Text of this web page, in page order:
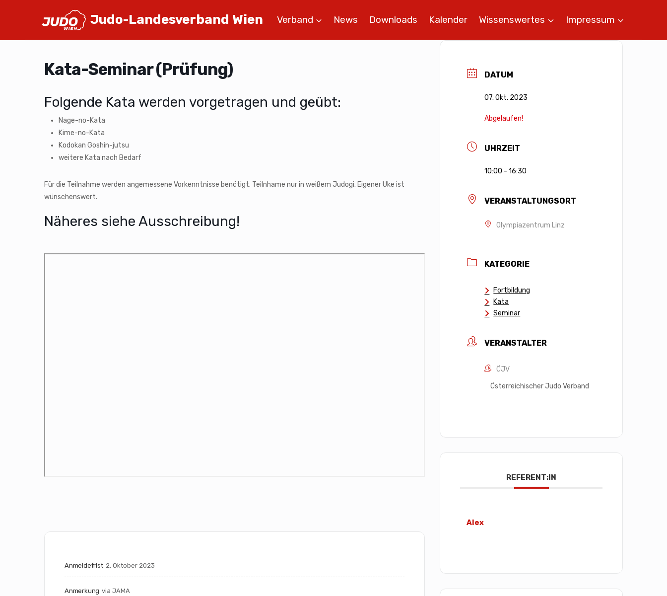
Judo-Landesverband Wien Verband News Downloads Kalender Wissenswertes Impressum
Kata-Seminar (Prüfung)
Folgende Kata werden vorgetragen und geübt:
Nage-no-Kata
Kime-no-Kata
Kodokan Goshin-jutsu
weitere Kata nach Bedarf
Für die Teilnahme werden angemessene Vorkenntnisse benötigt. Teilnhame nur in weißem Judogi. Eigener Uke ist
wünschenswert.
Näheres siehe Ausschreibung!
Anmeldefrist 2. Oktober 2023
Anmerkung via JAMA
DATUM
07. Okt. 2023
Abgelaufen!
UHRZEIT
10:00 - 16:30
VERANSTALTUNGSORT
Olympiazentrum Linz
KATEGORIE
Fortbildung
Kata
Seminar
VERANSTALTER
ÖJV
Österreichischer Judo Verband
REFERENT:IN
Alex